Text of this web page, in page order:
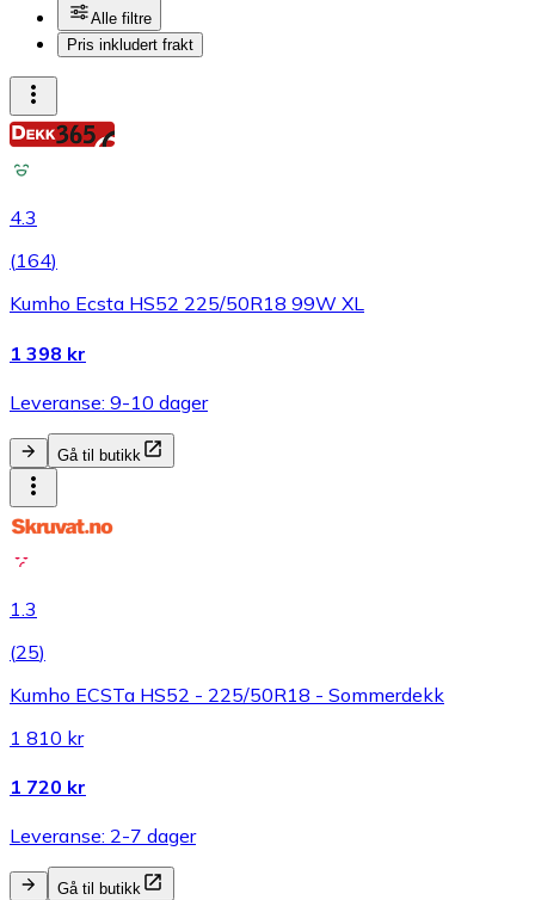
Alle filtre
Pris inkludert frakt
4.3
(164)
Kumho Ecsta HS52 225/50R18 99W XL
1 398 kr
Leveranse: 9-10 dager
Gå til butikk
1.3
(25)
Kumho ECSTa HS52 - 225/50R18 - Sommerdekk
1 810 kr
1 720 kr
Leveranse: 2-7 dager
Gå til butikk